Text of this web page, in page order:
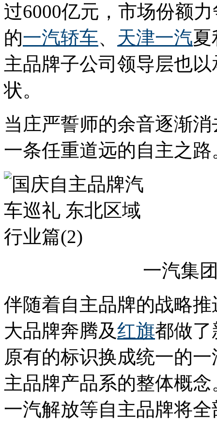
过6000亿元，市场份额
的一汽轿车、 天津一汽夏
主品牌子公司领导层也
状。
当庄严誓师的余音逐渐
一条任重道远的自主之路
一汽集
伴随着自主品牌的战略
大品牌奔腾及红旗都做了
原有的标识换成统一的
主品牌产品系的整体概
一汽解放等自主品牌将